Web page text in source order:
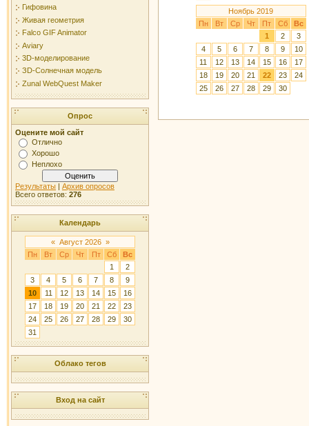
Гифовина
Живая геометрия
Falco GIF Animator
Aviary
3D-моделирование
ЗD-Солнечная модель
Zunal WebQuest Maker
Опрос
Оцените мой сайт
Отлично
Хорошо
Неплохо
Результаты | Архив опросов
Всего ответов: 276
Календарь
« Август 2026 »
Пн
Вт Ср Чт Пт Сб
Вс
1
2
3
4 5 6 7 8
9
10
11 12 13 14 15
16
17
18 19 20 21 22
23
24
25 26 27 28 29
30
31
Облако тегов
Вход на сайт
Ноябрь 2019
Пн
Вт Ср Чт Пт Сб
Вс
1
2
3
4
5 6 7 8 9
10
11
12 13 14 15 16
17
18
19 20 21 22 23
24
25
26 27 28 29 30